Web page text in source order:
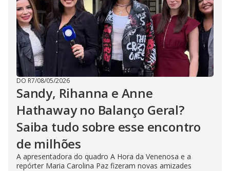
DO R7/08/05/2026
Sandy, Rihanna e Anne
Hathaway no Balanço Geral?
Saiba tudo sobre esse encontro
de milhões
A apresentadora do quadro A Hora da Venenosa e a
repórter Maria Carolina Paz fizeram novas amizades